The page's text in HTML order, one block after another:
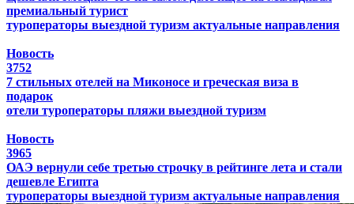
премиальный турист
туроператоры выездной туризм актуальные направления
Новость
3752
7 стильных отелей на Миконосе и греческая виза в
подарок
отели туроператоры пляжи выездной туризм
Новость
3965
ОАЭ вернули себе третью строчку в рейтинге лета и стали
дешевле Египта
туроператоры выездной туризм актуальные направления